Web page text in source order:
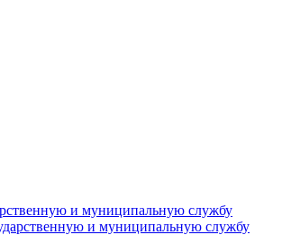
и муниципальную службу
и муниципальную службу